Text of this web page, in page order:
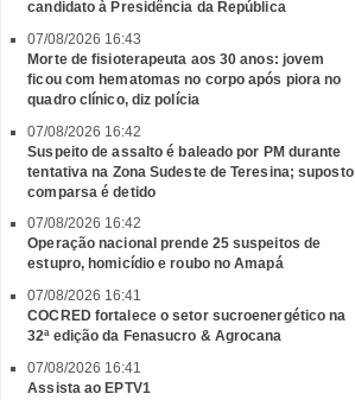
candidato à Presidência da República
07/08/2026 16:43
Morte de fisioterapeuta aos 30 anos: jovem
ficou com hematomas no corpo após piora no
quadro clínico, diz polícia
07/08/2026 16:42
Suspeito de assalto é baleado por PM durante
tentativa na Zona Sudeste de Teresina; suposto
comparsa é detido
07/08/2026 16:42
Operação nacional prende 25 suspeitos de
estupro, homicídio e roubo no Amapá
07/08/2026 16:41
COCRED fortalece o setor sucroenergético na
32ª edição da Fenasucro & Agrocana
07/08/2026 16:41
Assista ao EPTV1